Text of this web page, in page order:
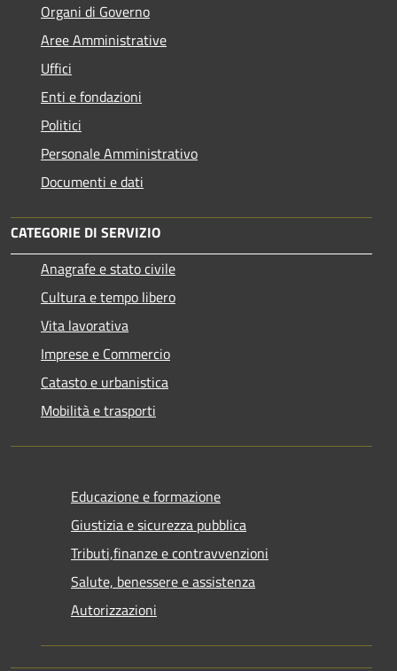
Organi di Governo
Aree Amministrative
Uffici
Enti e fondazioni
Politici
Personale Amministrativo
Documenti e dati
CATEGORIE DI SERVIZIO
Anagrafe e stato civile
Cultura e tempo libero
Vita lavorativa
Imprese e Commercio
Catasto e urbanistica
Mobilità e trasporti
Educazione e formazione
Giustizia e sicurezza pubblica
Tributi,finanze e contravvenzioni
Salute, benessere e assistenza
Autorizzazioni